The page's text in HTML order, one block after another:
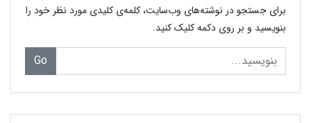
برای جستجو در نوشته‌های وب‌سایت، کلمه‌ی کلیدی مورد نظر خود را
بنویسید و بر روی دکمه کلیک کنید.
Go